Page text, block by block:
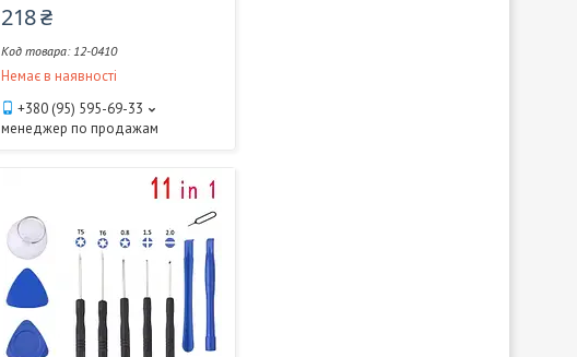
218 ₴
12-0410
Немає в наявності
+380 (95) 595-69-33
менеджер по продажам